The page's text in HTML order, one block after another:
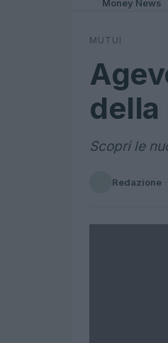
Money News
MUTUI
della
Scopri le
Redazione ·